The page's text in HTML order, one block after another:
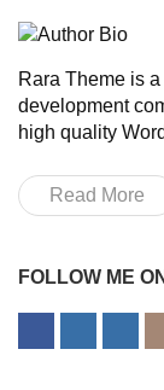
Rara Theme is
development
high quality
Read More
FOLLOW ME ON